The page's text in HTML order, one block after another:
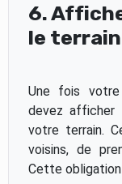
6.
le terrain
Une fois votre
devez afficher
votre terrain.
voisins, de
Cette